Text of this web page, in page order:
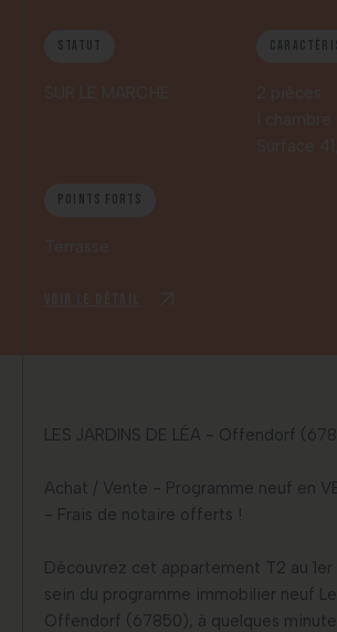
Statut
Points forts
LES JARDINS DE LÉA - Offendorf
Achat / Vente - Programme neuf en
- Frais de notaire offerts !
Découvrez cet appartement T2 au
sein du programme immobilier neuf
Offendorf (67850), à quelques